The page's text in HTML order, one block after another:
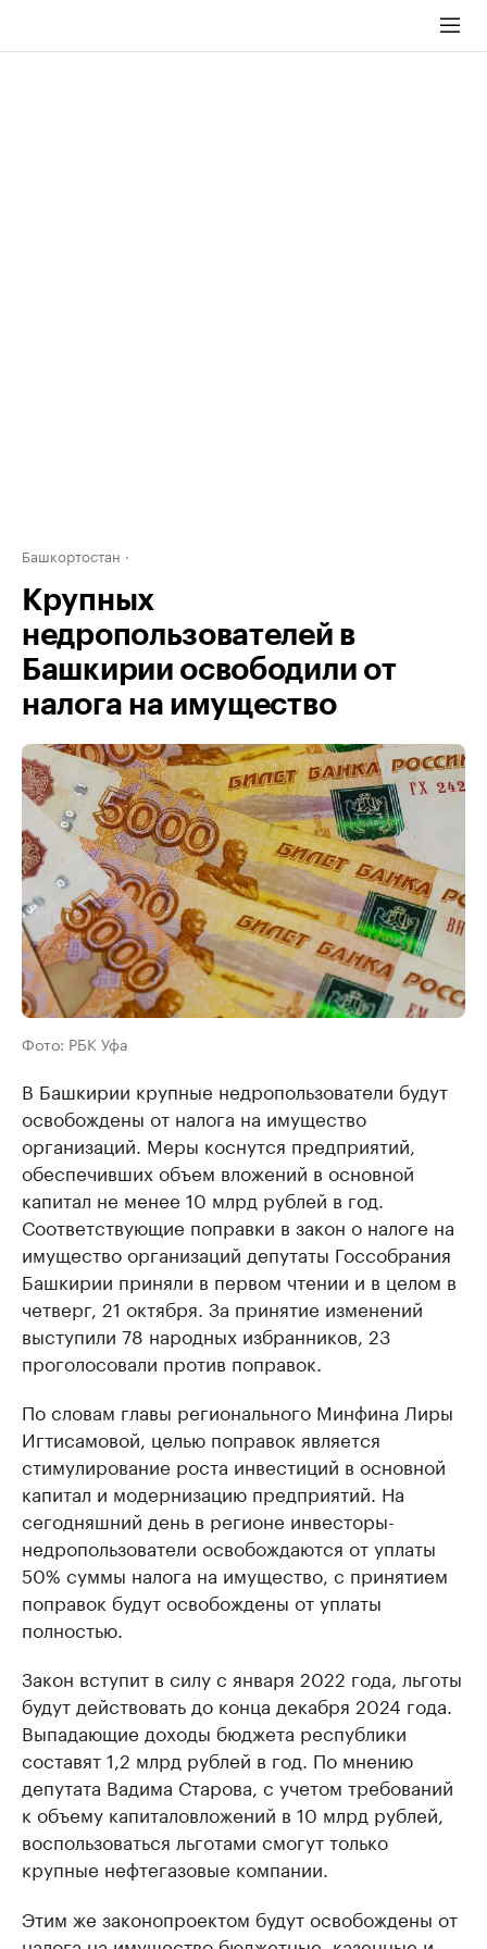
Башкортостан
Крупных
недропользователей в
Башкирии освободили от
налога на имущество
Фото: РБК Уфа
В Башкирии крупные недропользователи будут
освобождены от налога на имущество
организаций. Меры коснутся предприятий,
обеспечивших объем вложений в основной
капитал не менее 10 млрд рублей в год.
Соответствующие поправки в закон о налоге на
имущество организаций депутаты Госсобрания
Башкирии приняли в первом чтении и в целом в
четверг, 21 октября. За принятие изменений
выступили 78 народных избранников, 23
проголосовали против поправок.
По словам главы регионального Минфина Лиры
Игтисамовой, целью поправок является
стимулирование роста инвестиций в основной
капитал и модернизацию предприятий. На
сегодняшний день в регионе инвесторы-
недропользователи освобождаются от уплаты
50% суммы налога на имущество, с принятием
поправок будут освобождены от уплаты
полностью.
Закон вступит в силу с января 2022 года, льготы
будут действовать до конца декабря 2024 года.
Выпадающие доходы бюджета республики
составят 1,2 млрд рублей в год. По мнению
депутата Вадима Старова, с учетом требований
к объему капиталовложений в 10 млрд рублей,
воспользоваться льготами смогут только
крупные нефтегазовые компании.
Этим же законопроектом будут освобождены от